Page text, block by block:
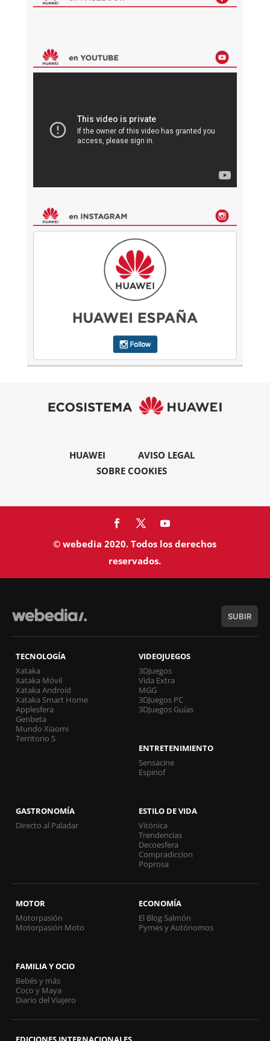
HUAWEI
AVISO LEGAL
SOBRE COOKIES
© webedia 2020. Todos los derechos
reservados.
SUBIR
TECNOLOGÍA
Xataka
Xataka Móvil
Xataka Android
Xataka Smart Home
Applesfera
Genbeta
Mundo Xiaomi
Territorio S
VIDEOJUEGOS
3DJuegos
Vida Extra
MGG
3DJuegos PC
3DJuegos Guías
ENTRETENIMIENTO
Sensacine
Espinof
GASTRONOMÍA
Directo al Paladar
ESTILO DE VIDA
Vitónica
Trendencias
Decoesfera
Compradiccion
Poprosa
MOTOR
Motorpasión
Motorpasión Moto
ECONOMÍA
El Blog Salmón
Pymes y Autónomos
FAMILIA Y OCIO
Bebés y más
Coco y Maya
Diario del Viajero